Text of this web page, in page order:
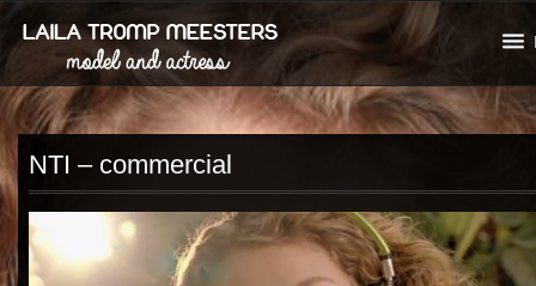
NTI – commercial